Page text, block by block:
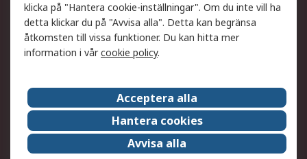
Leverans
Spåra din order
Begär en fakturakopi
Fördelar med RS-konto
Betalningsalternativ
Om RS
Försäljningsvillkor
Det juridiska
Press Centre
Jobba hos RS
ESG
klicka på "Hantera cookie-inställningar". Om du inte vill ha
detta klickar du på "Avvisa alla". Detta kan begränsa
åtkomsten till vissa funktioner. Du kan hitta mer
information i vårcookie policy.
Acceptera alla
Hantera cookies
Avvisa alla